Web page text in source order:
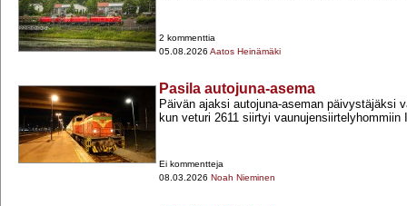
2 kommenttia
05.08.2026 Aatos Heinämäki
Pasila autojuna-asema
Päivän ajaksi autojuna-​aseman päivystäjäksi
kun veturi 2611 siirtyi vaunujensiirtelyhommiin
Ei kommentteja
08.03.2026 Noah Nieminen